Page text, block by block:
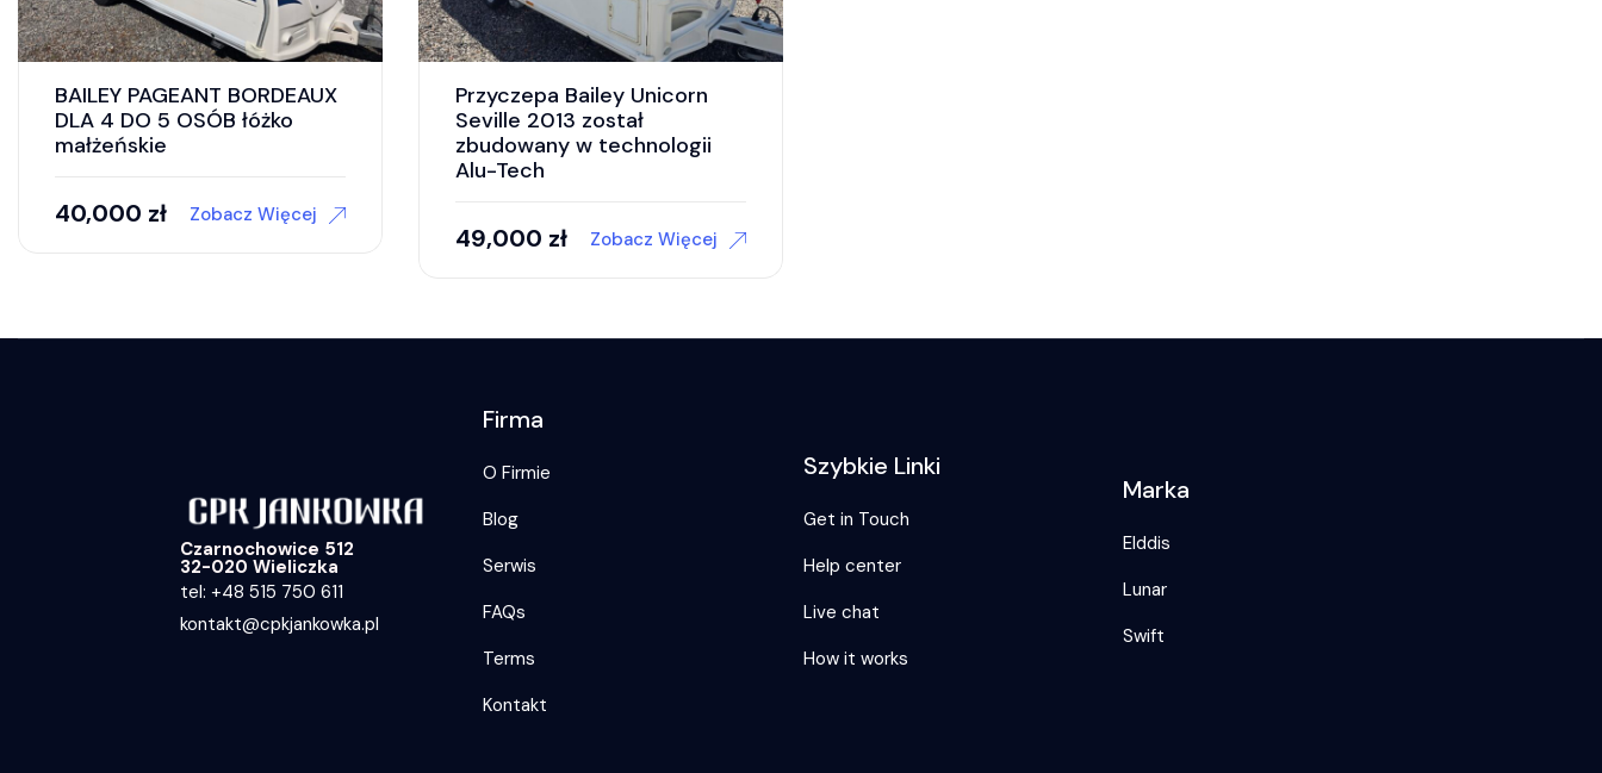
BAILEY PAGEANT BORDEAUX
DLA 4 DO 5 OSÓB łóżko
małżeńskie
40,000 zł Zobacz Więcej
Przyczepa Bailey Unicorn
Seville 2013 został
zbudowany w technologii
Alu-Tech
49,000 zł Zobacz Więcej
Czarnochowice 512
32-020 Wieliczka
tel: +48 515 750 611
kontakt@cpkjankowka.pl
Firma
O Firmie
Blog
Serwis
FAQs
Terms
Kontakt
Szybkie Linki
Get in Touch
Help center
Live chat
How it works
Marka
Elddis
Lunar
Swift